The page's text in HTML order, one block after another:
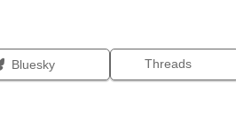
Bluesky Threads